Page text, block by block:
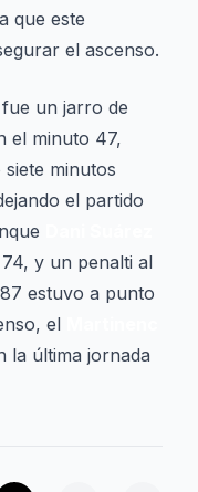
que este
el ascenso.
un jarro de
el minuto 47,
minutos
el partido
y un penalti al
estuvo a punto
el
la última jornada